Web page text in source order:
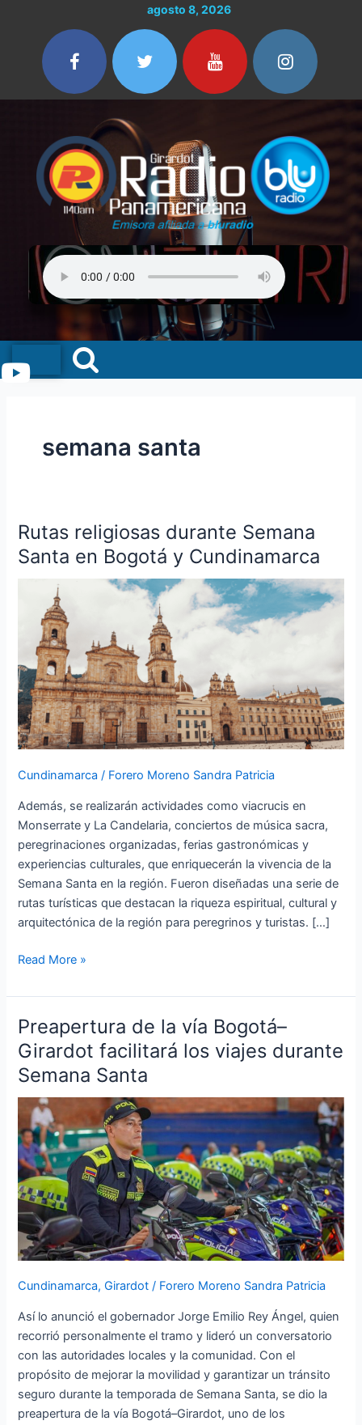
contenido
agosto 8, 2026
Menu
semana santa
Rutas religiosas durante Semana
Santa en Bogotá y Cundinamarca
Cundinamarca / Forero Moreno Sandra Patricia
Además, se realizarán actividades como viacrucis en
Monserrate y La Candelaria, conciertos de música sacra,
peregrinaciones organizadas, ferias gastronómicas y
experiencias culturales, que enriquecerán la vivencia de la
Semana Santa en la región. Fueron diseñadas una serie de
rutas turísticas que destacan la riqueza espiritual, cultural y
arquitectónica de la región para peregrinos y turistas. […]
Rutas
religiosas
durante
Semana
Santa
Bogotá
y
Cundinamarca
Read More »
Preapertura de la vía Bogotá–
Girardot facilitará los viajes durante
Semana Santa
Cundinamarca,Girardot / Forero Moreno Sandra Patricia
Así lo anunció el gobernador Jorge Emilio Rey Ángel, quien
recorrió personalmente el tramo y lideró un conversatorio
con las autoridades locales y la comunidad. Con el
propósito de mejorar la movilidad y garantizar un tránsito
seguro durante la temporada de Semana Santa, se dio la
preapertura de la vía Bogotá–Girardot, uno de los
Preapertura
de
la
vía
Bogotá–
Girardot
facilitará
los
viajes
durante
Semana
Santa